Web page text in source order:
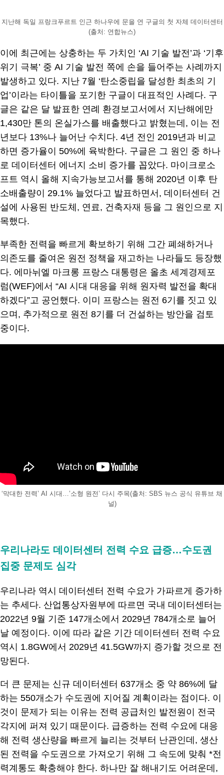
지난해 독일 프랑크푸르트 인근 하나우에 문을 연 구글의 첫 자체 데이터센터
(출처: 연합뉴스)
이에 최근에는 상충하는 두 가치인 ‘AI 기술 발전’과 ‘기후
위기 극복’ 중 AI 기술 발전 쪽에 손을 들어주는 사례까지
발생하고 있다. 지난 7월 ‘탄소중립을 달성한 최초의 기
업’이라는 타이틀을 포기한 구글이 대표적인 사례다. 구
글은 같은 달 발표한 연례 환경보고서에서 지난해에만
1,430만 톤의 온실가스를 배출했다고 밝혔는데, 이는 전
년보다 13%나 늘어난 수치다. 4년 전인 2019년과 비교
하면 증가율이 50%에 육박한다. 구글은 그 원인 중 하나
로 데이터센터 에너지 소비 증가를 꼽았다. 마이크로소
프트 역시 올해 지속가능보고서를 통해 2020년 이후 탄
소배출량이 29.1% 늘었다고 발표하면서, 데이터센터 건
설에 사용된 반도체, 연료, 건축자재 등을 그 원인으로 지
목했다.
부족한 전력을 빠르게 확보하기 위해 그간 폐쇄하거나
의존도를 줄여온 원전 정책을 재고하는 나라들도 등장했
다. 에마뉘엘 마크롱 프랑스 대통령은 올초 세계경제포
럼(WEF)에서 “AI 시대 대응을 위해 원자력 발전을 확대
하겠다”고 공언했다. 이미 프랑스는 원전 6기를 짓고 있
으며, 추가적으로 원전 8기를 더 건설하는 방안을 검토
중이다.
‘막대한 전력’ AI 시대…’소형 원전’ 다시 주목(출처: SBS 뉴스 공식 유튜브 채
널)
우리나라도 데이터센터 전력 수요 급증…수도권
집중 문제도 심각
우리나라 역시 데이터센터 전력 수요가 가파르게 증가하
는 추세다. 산업통상자원부에 따르면 국내 데이터센터는
2022년 9월 기준 147개소에서 2029년 784개소로 늘어
날 예정이다. 이에 따라 같은 기간 데이터센터 전력 수요
역시 1.8GW에서 2029년 41.5GW까지 증가할 것으로 전
망된다.
더 큰 문제는 신규 데이터센터 637개소 중 약 86%에 달
하는 550개소가 수도권에 지어질 계획이라는 점이다. 이
것이 문제가 되는 이유는 전력 공급처인 발전원이 전국
각지에 퍼져 있기 때문이다. 급증하는 전력 수요에 대응
해 전력 생산량을 빠르게 늘리는 것부터 난관인데, 생산
된 전력을 수도권으로 가져오기 위해 그 속도에 맞춰 *전
력계통도 확충해야 한다. 하나만 잘 해내기도 어려운데,